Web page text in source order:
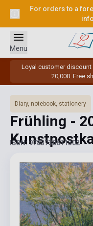
For orders to a
Loyal customer
20,000. Free
Menu
Diary, notebook, stationery
Frühling -
ISBN: 9783730611302